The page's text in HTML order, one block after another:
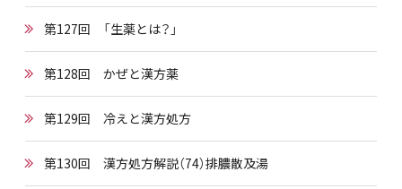
第127回 「生薬とは？」
第128回 かぜと漢方薬
第129回 冷えと漢方処方
第130回 漢方処方解説（74）排膿散及湯